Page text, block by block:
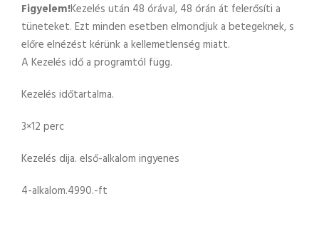
Figyelem!Kezelés után 48 órával, 48 órán át felerősíti a
tüneteket. Ezt minden esetben elmondjuk a betegeknek, s
előre elnézést kérünk a kellemetlenség miatt.
A Kezelés idő a programtól függ.
Kezelés időtartalma.
3×12 perc
Kezelés dija. első-alkalom ingyenes
4-alkalom.4990.-ft